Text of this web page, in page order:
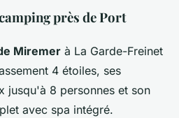
près de Port
Miremer à La Garde-Freinet
4 étoiles, ses
jusqu'à 8 personnes et son
avec spa intégré.